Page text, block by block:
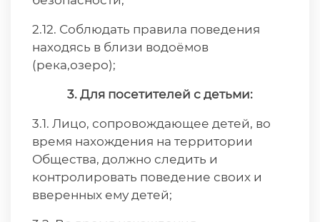
2.12. Соблюдать правила поведения
находясь в близи водоёмов
(река,озеро);
3. Для посетителей с детьми:
3.1. Лицо, сопровождающее детей, во
время нахождения на территории
Общества, должно следить и
контролировать поведение своих и
вверенных ему детей;